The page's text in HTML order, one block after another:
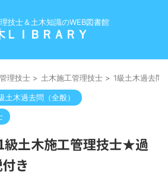
技士＆土木知識のWEB図書館
ＬＩＢＲＡＲＹ
理技士 > 土木施工管理技士 > 1級土木過去問
土木過去問（全般）
級土木施工管理技士★過
き